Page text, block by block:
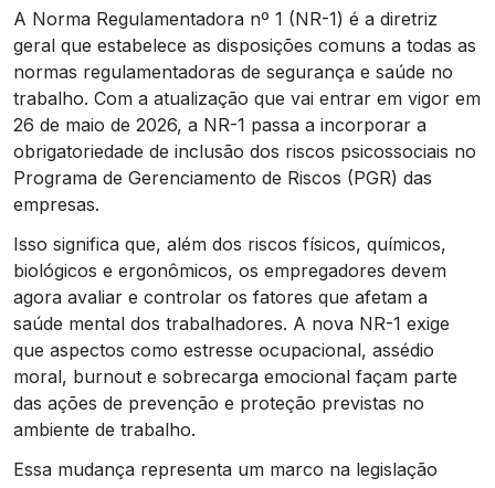
A Norma Regulamentadora nº 1 (NR-1) é a diretriz
geral que estabelece as disposições comuns a todas as
normas regulamentadoras de segurança e saúde no
trabalho. Com a atualização que vai entrar em vigor em
26 de maio de 2026, a NR-1 passa a incorporar a
obrigatoriedade de inclusão dos riscos psicossociais no
Programa de Gerenciamento de Riscos (PGR) das
empresas.
Isso significa que, além dos riscos físicos, químicos,
biológicos e ergonômicos, os empregadores devem
agora avaliar e controlar os fatores que afetam a
saúde mental dos trabalhadores. A nova NR-1 exige
que aspectos como estresse ocupacional, assédio
moral, burnout e sobrecarga emocional façam parte
das ações de prevenção e proteção previstas no
ambiente de trabalho.
Essa mudança representa um marco na legislação